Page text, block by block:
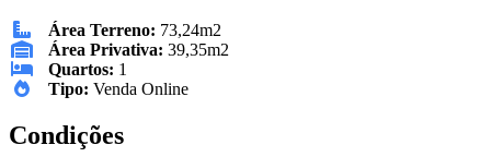
Área Terreno: 73,24m2
Área Privativa: 39,35m2
Quartos: 1
Tipo: Venda Online
Condições